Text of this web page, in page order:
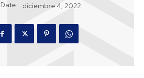
Date: diciembre 4, 2022